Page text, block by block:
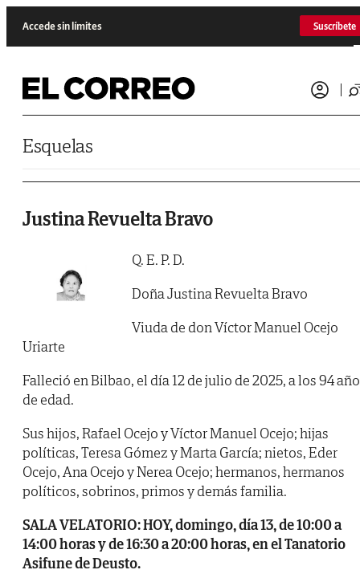
Accede sin límites Suscríbete
Esquelas
Justina Revuelta Bravo
Q. E. P. D.
Doña Justina Revuelta Bravo
Viuda de don Víctor Manuel Ocejo
Uriarte
Falleció en Bilbao, el día 12 de julio de 2025, a los 94
de edad.
Sus hijos, Rafael Ocejo y Víctor Manuel Ocejo; hijas
políticas, Teresa Gómez y Marta García; nietos, Eder
Ocejo, Ana Ocejo y Nerea Ocejo; hermanos, hermanos
políticos, sobrinos, primos y demás familia.
SALA VELATORIO: HOY, domingo, día 13, de 10:00 a
14:00 horas y de 16:30 a 20:00 horas, en el Tanatorio
Asifune de Deusto.